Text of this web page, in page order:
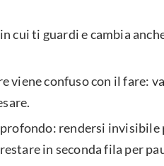
cui ti guardi e cambia
viene confuso con il fare:
rendersi invisibile
in seconda fila per